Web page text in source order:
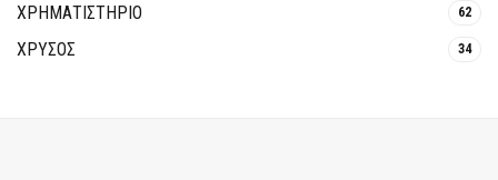
ΧΡΗΜΑΤΙΣΤΗΡΙΟ 62
ΧΡΥΣΟΣ 34